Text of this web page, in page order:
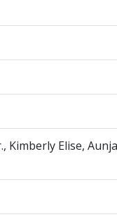
Kimberly Elise,